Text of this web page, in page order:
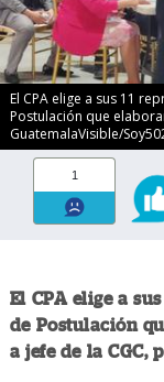
El CPA elige a sus 11
Postulación que
GuatemalaVisible/
1
El CPA elige a
de Postulación
a jefe de la CGC,